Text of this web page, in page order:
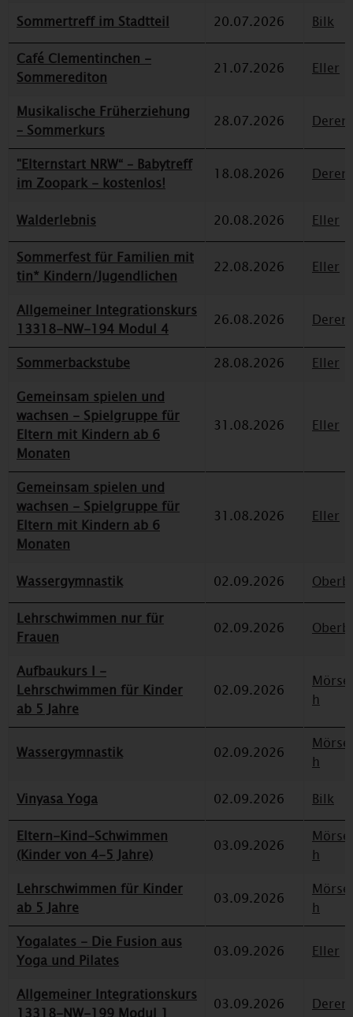
Sommertreff im Stadtteil 20.07.2026
Bilk
Café Clementinchen -
Sommerediton
21.07.2026 Eller
Musikalische Früherziehung
– Sommerkurs
28.07.2026
"Elternstart NRW“ – Babytreff
im Zoopark - kostenlos!
18.08.2026
Walderlebnis 20.08.2026
Eller
Sommerfest für Familien mit
tin* Kindern/Jugendlichen
22.08.2026 Eller
Allgemeiner Integrationskurs
13318-NW-194 Modul 4
26.08.2026
Sommerbackstube 28.08.2026
Eller
Gemeinsam spielen und
wachsen - Spielgruppe für
Eltern mit Kindern ab 6
Monaten
31.08.2026 Eller
Gemeinsam spielen und
wachsen - Spielgruppe für
Eltern mit Kindern ab 6
Monaten
31.08.2026 Eller
Wassergymnastik 02.09.2026
Lehrschwimmen nur für
Frauen
02.09.2026
Aufbaukurs I -
Lehrschwimmen für Kinder
ab 5 Jahre
02.09.2026
h
Wassergymnastik 02.09.2026
h
Vinyasa Yoga
02.09.2026
Bilk
Eltern-Kind-Schwimmen
(Kinder von 4-5 Jahre)
03.09.2026
h
Lehrschwimmen für Kinder
ab 5 Jahre
03.09.2026
h
Yogalates - Die Fusion aus
Yoga und Pilates
03.09.2026 Eller
Allgemeiner Integrationskurs
03.09.2026